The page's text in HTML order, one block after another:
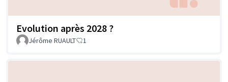
Evolution après 2028 ?
Jérôme RUAULT 1